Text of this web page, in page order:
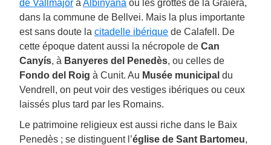
de Vallmajor à Albinyana ou les grottes de la Graiera,
dans la commune de Bellvei. Mais la plus importante
est sans doute la citadelle ibérique de Calafell. De
cette époque datent aussi la nécropole de Can
Canyís, à Banyeres del Penedès, ou celles de
Fondo del Roig à Cunit. Au Musée municipal du
Vendrell, on peut voir des vestiges ibériques ou ceux
laissés plus tard par les Romains.
Le patrimoine religieux est aussi riche dans le Baix
Penedès ; se distinguent l’église de Sant Bartomeu,